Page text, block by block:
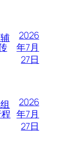
2026
年7月
27日
2026
年7月
27日